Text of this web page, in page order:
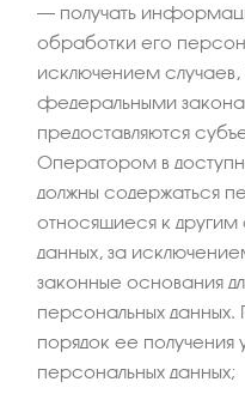
– получать
обработки его
исключением
федеральными
предоставляются
Оператором в
должны содержаться
относящиеся к
данных, за
законные основания
персональных
порядок ее
персональных данных;